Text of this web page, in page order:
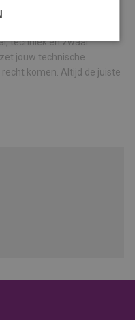
technische omgeving.
techniek en zwaar
jouw technische
komen. Altijd de juiste